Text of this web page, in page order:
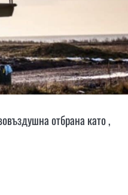
отбрана като ,